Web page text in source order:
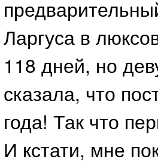
Ларгуса в
118 дней, но
сказала, что
года! Так что
И кстати, мне